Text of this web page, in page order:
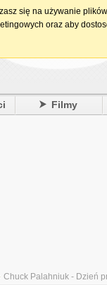
Filmy
Chuck Palahniuk - Dzień
się na używanie
oraz aby